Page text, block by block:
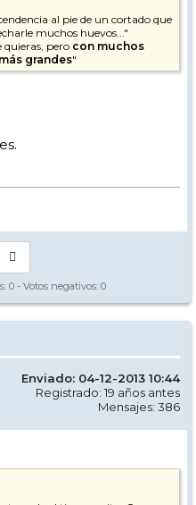
al pie de un cortado que
muchos huevos..."
quieras, pero con muchos
grandes"
0 - Votos negativos: 0
Enviado: 04-12-2013 10:44
Registrado: 19 años antes
Mensajes: 386